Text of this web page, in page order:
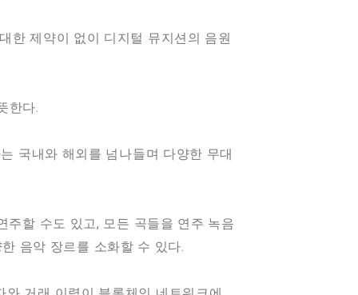
한 제약이 없이 디지털 뮤지션의 음원
한다.
국내와 해외를 넘나들며 다양한 무대
할 수도 있고, 모든 곡들을 연주 녹음
음악 장르를 소화할 수 있다.